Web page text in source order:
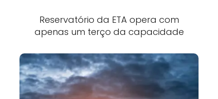
Reservatório da ETA opera com
apenas um terço da capacidade